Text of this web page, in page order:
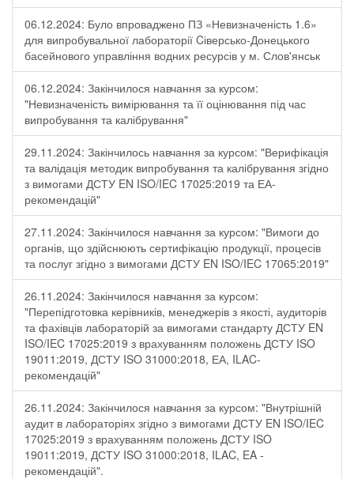
06.12.2024: Було впроваджено ПЗ «Невизначеність 1.6»
для випробувальної лабораторії Cіверсько-Донецького
басейнового управління водних ресурсів у м. Слов'янськ
06.12.2024: Закінчилося навчання за курсом:
"Невизначеність вимірювання та її оцінювання під час
випробування та калібрування"
29.11.2024: Закінчилось навчання за курсом: "Верифікація
та валідація методик випробування та калібрування згідно
з вимогами ДСТУ EN ISO/IEC 17025:2019 та ЕА-
рекомендацій"
27.11.2024: Закінчилося навчання за курсом: "Вимоги до
органів, що здійснюють сертифікацію продукції, процесів
та послуг згідно з вимогами ДСТУ EN ISO/IEC 17065:2019"
26.11.2024: Закінчилося навчання за курсом:
"Перепідготовка керівників, менеджерів з якості, аудиторів
та фахівців лабораторій за вимогами стандарту ДСТУ EN
ISO/IEC 17025:2019 з врахуванням положень ДСТУ ISO
19011:2019, ДСТУ ISO 31000:2018, ЕА, ILAC-
рекомендацій"
26.11.2024: Закінчилося навчання за курсом: "Внутрішній
аудит в лабораторіях згідно з вимогами ДСТУ EN ISO/IEC
17025:2019 з врахуванням положень ДСТУ ISO
19011:2019, ДСТУ ISO 31000:2018, ILAC, EA -
рекомендацій".